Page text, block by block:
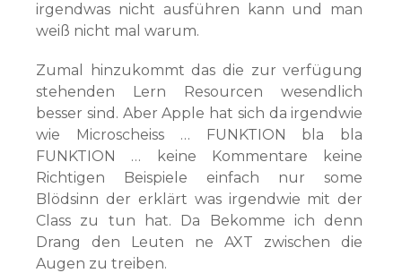
irgendwas nicht ausführen kann und man
weiß nicht mal warum.
Zumal hinzukommt das die zur verfügung
stehenden Lern Resourcen wesendlich
besser sind. Aber Apple hat sich da irgendwie
wie Microscheiss … FUNKTION bla bla
FUNKTION … keine Kommentare keine
Richtigen Beispiele einfach nur some
Blödsinn der erklärt was irgendwie mit der
Class zu tun hat. Da Bekomme ich denn
Drang den Leuten ne AXT zwischen die
Augen zu treiben.